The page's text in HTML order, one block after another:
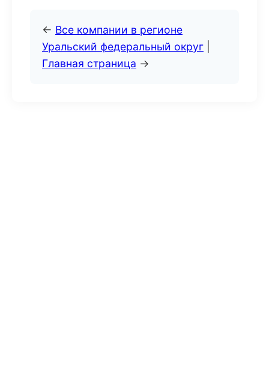
← Все компании в регионе
Уральский федеральный округ
Главная страница →